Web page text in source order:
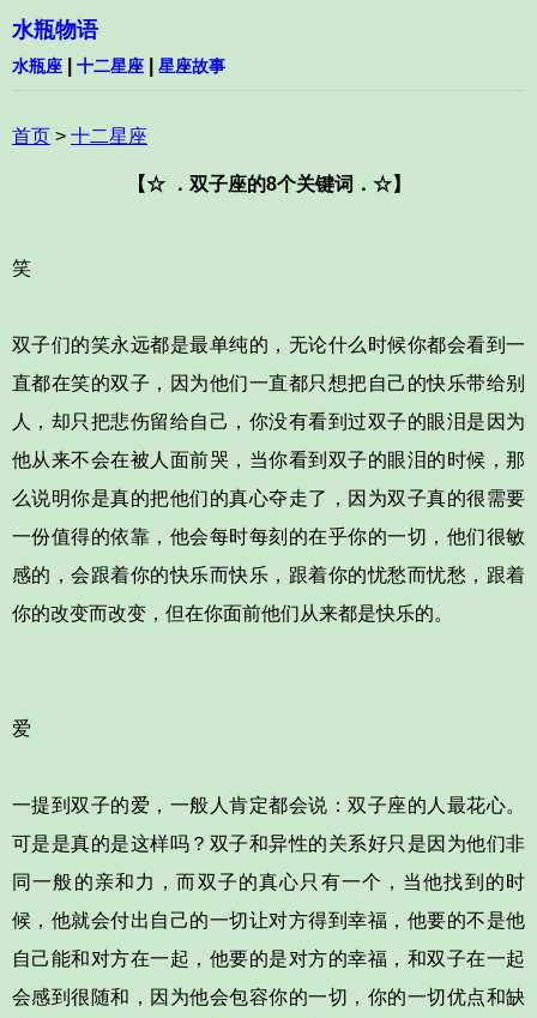
水瓶物语
水瓶座 十二星座 星座故事
首页 > 十二星座
【☆ ．双子座的8个关键词．☆】
笑
双子们的笑永远都是最单纯的，无论什么时候你都会看到一
直都在笑的双子，因为他们一直都只想把自己的快乐带给别
人，却只把悲伤留给自己，你没有看到过双子的眼泪是因为
他从来不会在被人面前哭，当你看到双子的眼泪的时候，那
么说明你是真的把他们的真心夺走了，因为双子真的很需要
一份值得的依靠，他会每时每刻的在乎你的一切，他们很敏
感的，会跟着你的快乐而快乐，跟着你的忧愁而忧愁，跟着
你的改变而改变，但在你面前他们从来都是快乐的。
爱
一提到双子的爱，一般人肯定都会说：双子座的人最花心。
可是是真的是这样吗？双子和异性的关系好只是因为他们非
同一般的亲和力，而双子的真心只有一个，当他找到的时
候，他就会付出自己的一切让对方得到幸福，他要的不是他
自己能和对方在一起，他要的是对方的幸福，和双子在一起
会感到很随和，因为他会包容你的一切，你的一切优点和缺